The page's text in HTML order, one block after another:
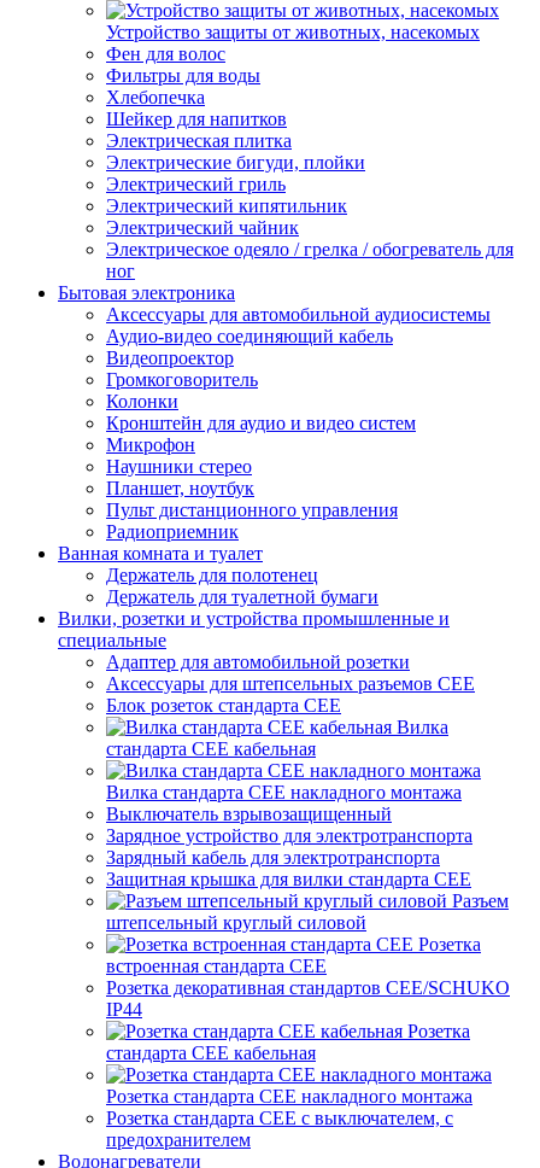
Устройство защиты от животных, насекомых
Фен для волос
Фильтры для воды
Хлебопечка
Шейкер для напитков
Электрическая плитка
Электрические бигуди, плойки
Электрический гриль
Электрический кипятильник
Электрический чайник
Электрическое одеяло / грелка / обогреватель для
ног
Бытовая электроника
Аксессуары для автомобильной аудиосистемы
Аудио-видео соединяющий кабель
Видеопроектор
Громкоговоритель
Колонки
Кронштейн для аудио и видео систем
Микрофон
Наушники стерео
Планшет, ноутбук
Пульт дистанционного управления
Радиоприемник
Ванная комната и туалет
Держатель для полотенец
Держатель для туалетной бумаги
Вилки, розетки и устройства промышленные и
специальные
Адаптер для автомобильной розетки
Аксессуары для штепсельных разъемов CEE
Блок розеток стандарта CEE
Вилка
стандарта CEE кабельная
Вилка стандарта CEE накладного монтажа
Выключатель взрывозащищенный
Зарядное устройство для электротранспорта
Зарядный кабель для электротранспорта
Защитная крышка для вилки стандарта CEE
Разъем
штепсельный круглый силовой
Розетка
встроенная стандарта CEE
Розетка декоративная стандартов CEE/SCHUKO
IP44
Розетка
стандарта СЕЕ кабельная
Розетка стандарта СЕЕ накладного монтажа
Розетка стандарта СЕЕ с выключателем, с
предохранителем
Водонагреватели